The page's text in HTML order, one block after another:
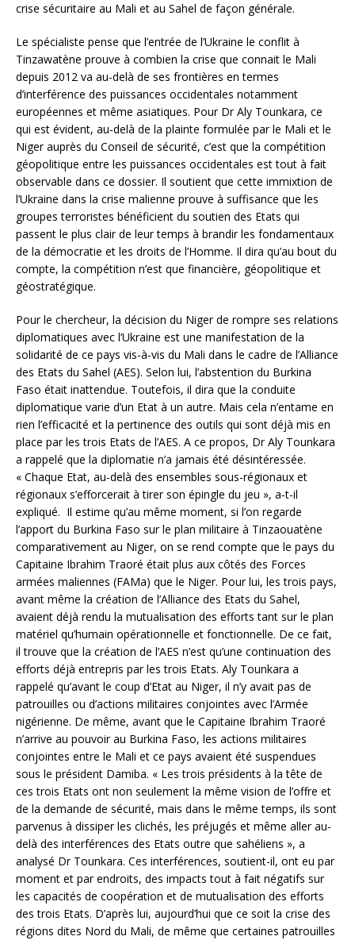
crise sécuritaire au Mali et au Sahel de façon générale.
Le spécialiste pense que l’entrée de l’Ukraine le conflit à
Tinzawatène prouve à combien la crise que connait le Mali
depuis 2012 va au-delà de ses frontières en termes
d’interférence des puissances occidentales notamment
européennes et même asiatiques. Pour Dr Aly Tounkara, ce
qui est évident, au-delà de la plainte formulée par le Mali et le
Niger auprès du Conseil de sécurité, c’est que la compétition
géopolitique entre les puissances occidentales est tout à fait
observable dans ce dossier. Il soutient que cette immixtion de
l’Ukraine dans la crise malienne prouve à suffisance que les
groupes terroristes bénéficient du soutien des Etats qui
passent le plus clair de leur temps à brandir les fondamentaux
de la démocratie et les droits de l’Homme. Il dira qu’au bout du
compte, la compétition n’est que financière, géopolitique et
géostratégique.
Pour le chercheur, la décision du Niger de rompre ses relations
diplomatiques avec l’Ukraine est une manifestation de la
solidarité de ce pays vis-à-vis du Mali dans le cadre de l’Alliance
des Etats du Sahel (AES). Selon lui, l’abstention du Burkina
Faso était inattendue. Toutefois, il dira que la conduite
diplomatique varie d’un Etat à un autre. Mais cela n’entame en
rien l’efficacité et la pertinence des outils qui sont déjà mis en
place par les trois Etats de l’AES. A ce propos, Dr Aly Tounkara
a rappelé que la diplomatie n’a jamais été désintéressée.
« Chaque Etat, au-delà des ensembles sous-régionaux et
régionaux s’efforcerait à tirer son épingle du jeu », a-t-il
expliqué. Il estime qu’au même moment, si l’on regarde
l’apport du Burkina Faso sur le plan militaire à Tinzaouatène
comparativement au Niger, on se rend compte que le pays du
Capitaine Ibrahim Traoré était plus aux côtés des Forces
armées maliennes (FAMa) que le Niger. Pour lui, les trois pays,
avant même la création de l’Alliance des Etats du Sahel,
avaient déjà rendu la mutualisation des efforts tant sur le plan
matériel qu’humain opérationnelle et fonctionnelle. De ce fait,
il trouve que la création de l’AES n’est qu’une continuation des
efforts déjà entrepris par les trois Etats. Aly Tounkara a
rappelé qu’avant le coup d’Etat au Niger, il n’y avait pas de
patrouilles ou d’actions militaires conjointes avec l’Armée
nigérienne. De même, avant que le Capitaine Ibrahim Traoré
n’arrive au pouvoir au Burkina Faso, les actions militaires
conjointes entre le Mali et ce pays avaient été suspendues
sous le président Damiba. « Les trois présidents à la tête de
ces trois Etats ont non seulement la même vision de l’offre et
de la demande de sécurité, mais dans le même temps, ils sont
parvenus à dissiper les clichés, les préjugés et même aller au-
delà des interférences des Etats outre que sahéliens », a
analysé Dr Tounkara. Ces interférences, soutient-il, ont eu par
moment et par endroits, des impacts tout à fait négatifs sur
les capacités de coopération et de mutualisation des efforts
des trois Etats. D’après lui, aujourd’hui que ce soit la crise des
régions dites Nord du Mali, de même que certaines patrouilles